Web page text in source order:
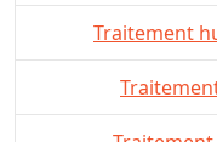
Traitement